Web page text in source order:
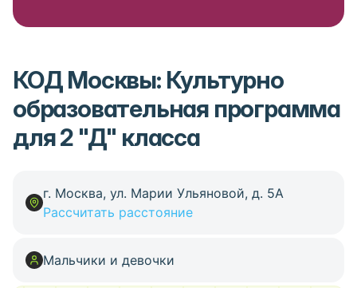
КОД Москвы: Культурно
образовательная программа
для 2 "Д" класса
г. Москва, ул. Марии Ульяновой, д. 5А
Рассчитать расстояние
Мальчики и девочки